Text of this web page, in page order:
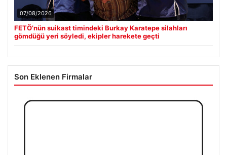
07/08/2026
FETÖ’nün suikast timindeki Burkay Karatepe silahları
gömdüğü yeri söyledi, ekipler harekete geçti
Son Eklenen Firmalar